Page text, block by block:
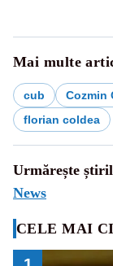
Mai multe
cub Cozmin
florian coldea
Urmărește
News
CELE MAI